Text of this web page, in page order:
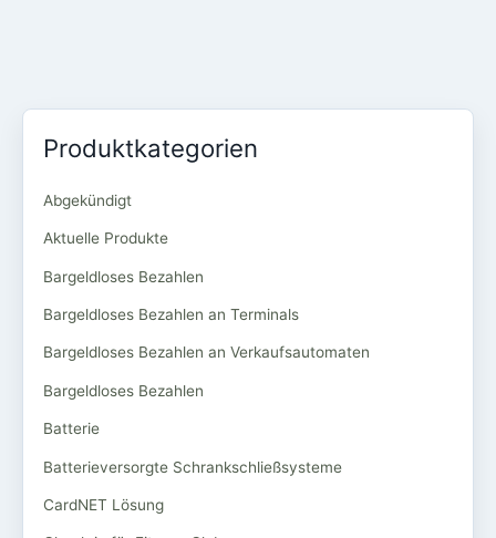
Produktkategorien
Abgekündigt
Aktuelle Produkte
Bargeldloses Bezahlen
Bargeldloses Bezahlen an Terminals
Bargeldloses Bezahlen an Verkaufsautomaten
Bargeldloses Bezahlen
Batterie
Batterieversorgte Schrankschließsysteme
CardNET Lösung